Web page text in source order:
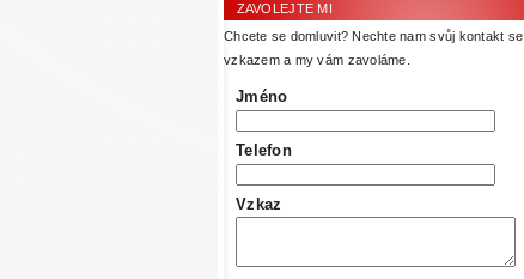
ZAVOLEJTE MI
Chcete se domluvit? Nechte nam svůj kontakt se
vzkazem a my vám zavoláme.
Jméno
Telefon
Vzkaz